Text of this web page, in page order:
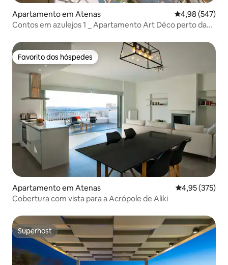
Apartamento em Atenas Classificação
4,98 (547)
Contos em azulejos 1 _ Apartamento Art Déco perto da
Favorito dos hóspedes
Favorito dos hóspedes
Apartamento em Atenas Classificação
4,95 (375)
Cobertura com vista para a Acrópole de Aliki
Superhost
Superhost